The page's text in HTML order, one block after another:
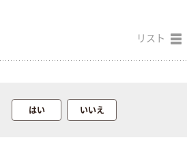
リスト
はい いいえ